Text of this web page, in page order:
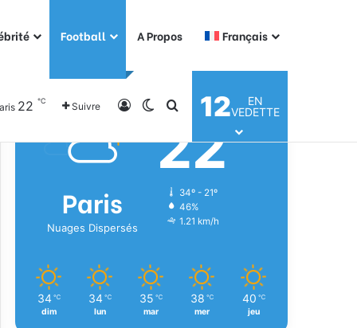
Football A Propos Français
22 ℃ Suivre ConnexionSwitch skin
Rechercher
12
EN
VEDETTE
Météo
Paris
Nuages Dispersés
22℃
34º - 21º
46%
1.21 km/h
34 ℃
dim
34 ℃
lun
35 ℃
mar
38 ℃
mer
40 ℃
jeu